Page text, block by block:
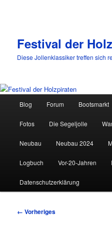
Festival der
Diese Jollenklassiker treffen sich
Zum
primären
Inhalt
springen
Blog Forum Bootsmarkt
Fotos Die Segeljolle
Neubau Neubau 2024
Logbuch Vor-20-Jahren
Datenschutzerklärung
Bilder-
← Vorheriges